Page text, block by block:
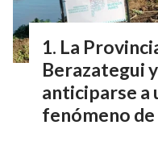
La
Berazategui
anticiparse a
fenómeno de